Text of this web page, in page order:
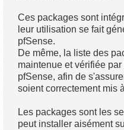
Ces packages sont
leur utilisation se fait
pfSense.
De même, la liste des
maintenue et vérifiée
pfSense, afin de
soient correctement mis
Les packages sont les
peut installer aisément